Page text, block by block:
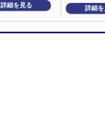
詳細を見る 詳細